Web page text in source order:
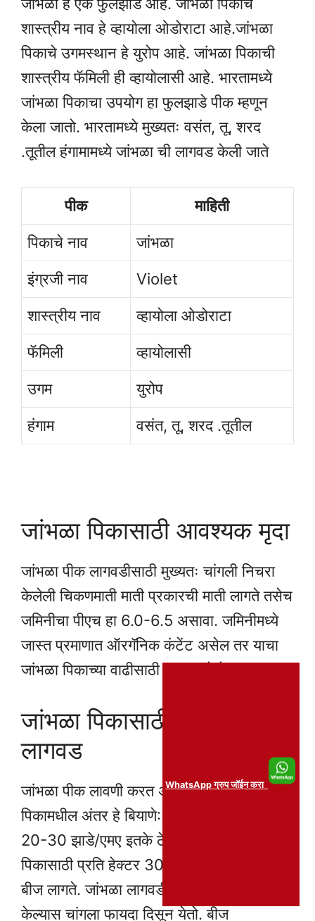
शास्त्रीय नाव हे व्हायोला ओडोराटा आहे.जांभळा
पिकाचे उगमस्थान हे युरोप आहे. जांभळा पिकाची
शास्त्रीय फॅमिली ही व्हायोलासी आहे. भारतामध्ये
जांभळा पिकाचा उपयोग हा फुलझाडे पीक म्हणून
केला जातो. भारतामध्ये मुख्यतः वसंत, तू, शरद
.तूतील हंगामामध्ये जांभळा ची लागवड केली जाते
पीक
माहिती
पिकाचे नाव
जांभळा
इंग्रजी नाव
Violet
शास्त्रीय नाव
व्हायोला ओडोराटा
फॅमिली
व्हायोलासी
उगम
युरोप
हंगाम
वसंत, तू, शरद .तूतील
जांभळा पिकासाठी आवश्यक मृदा
जांभळा पीक लागवडीसाठी मुख्यतः चांगली निचरा
केलेली चिकणमाती माती प्रकारची माती लागते तसेच
जमिनीचा पीएच हा 6.0-6.5 असावा. जमिनीमध्ये
जास्त प्रमाणात ऑरगॅनिक कंटेंट असेल तर याचा
जांभळा पिकाच्या वाढीसाठी फायदा होतो.
जांभळा पिकासाठी बियाणे आणि
लागवड
जांभळा पीक लावणी करत असताना संबंधित
पिकामधील अंतर हे बियाणे: 1-2 ग्रॅम/एमए, रोपे:
20-30 झाडे/एमए इतके ठेवावे तसेच जांभळा
पिकासाठी प्रति हेक्टर 300-400 ग्रॅम/हेक्टर
बीज लागते. जांभळा लागवडी पूर्वी बीज प्रक्रिया
केल्यास चांगला फायदा दिसून येतो. बीज
WhatsApp ग्रुप जॉईन करा